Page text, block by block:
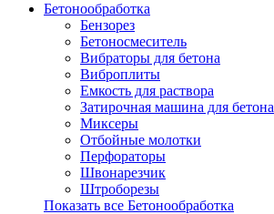
Бетонообработка
Бензорез
Бетоносмеситель
Вибраторы для бетона
Виброплиты
Емкость для раствора
Затирочная машина для бетона
Миксеры
Отбойные молотки
Перфораторы
Швонарезчик
Штроборезы
Показать все Бетонообработка